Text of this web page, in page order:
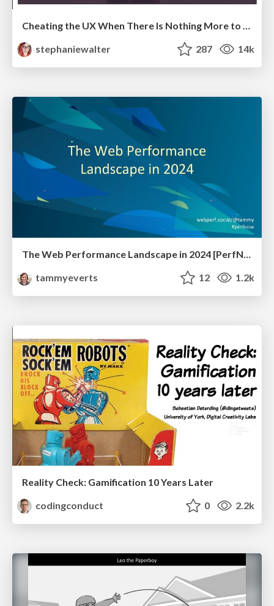
Cheating the UX When There Is Nothing More to Optimize - PixelPioneers
stephaniewalter
287 14k
tammyeverts
12 1.2k
Reality Check: Gamification 10 Years Later
codingconduct
0 2.2k